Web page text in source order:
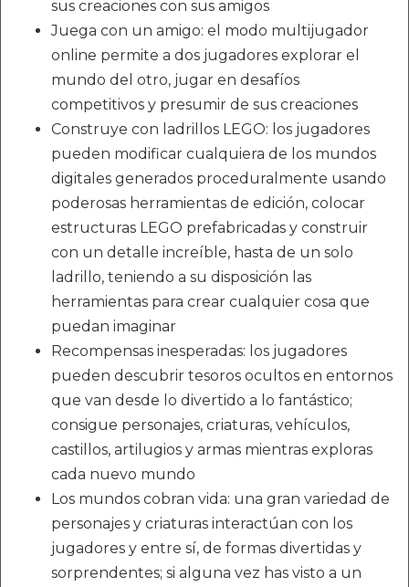
sus creaciones con sus amigos
Juega con un amigo: el modo multijugador
online permite a dos jugadores explorar el
mundo del otro, jugar en desafíos
competitivos y presumir de sus creaciones
Construye con ladrillos LEGO: los jugadores
pueden modificar cualquiera de los mundos
digitales generados proceduralmente usando
poderosas herramientas de edición, colocar
estructuras LEGO prefabricadas y construir
con un detalle increíble, hasta de un solo
ladrillo, teniendo a su disposición las
herramientas para crear cualquier cosa que
puedan imaginar
Recompensas inesperadas: los jugadores
pueden descubrir tesoros ocultos en entornos
que van desde lo divertido a lo fantástico;
consigue personajes, criaturas, vehículos,
castillos, artilugios y armas mientras exploras
cada nuevo mundo
Los mundos cobran vida: una gran variedad de
personajes y criaturas interactúan con los
jugadores y entre sí, de formas divertidas y
sorprendentes; si alguna vez has visto a un